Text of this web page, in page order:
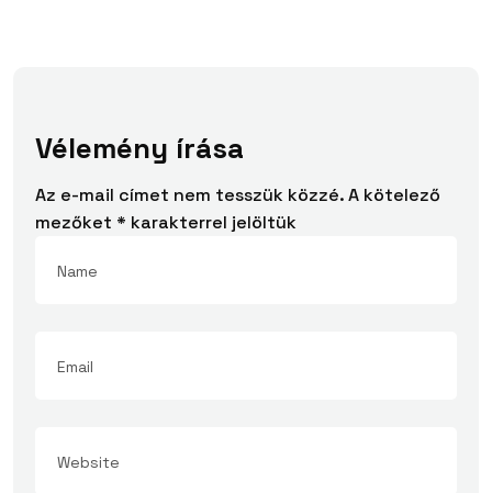
Vélemény írása
Az e-mail címet nem tesszük közzé.A kötelező
mezőket * karakterrel jelöltük